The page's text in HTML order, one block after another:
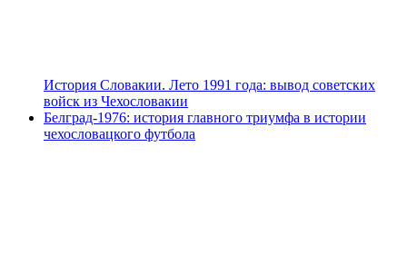
История Словакии. Лето 1991 года: вывод советских
войск из Чехословакии
Белград-1976: история главного триумфа в истории
чехословацкого футбола